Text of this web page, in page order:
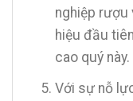
nghiệp rượu
hiệu đầu
cao quý này.
Với sự nỗ